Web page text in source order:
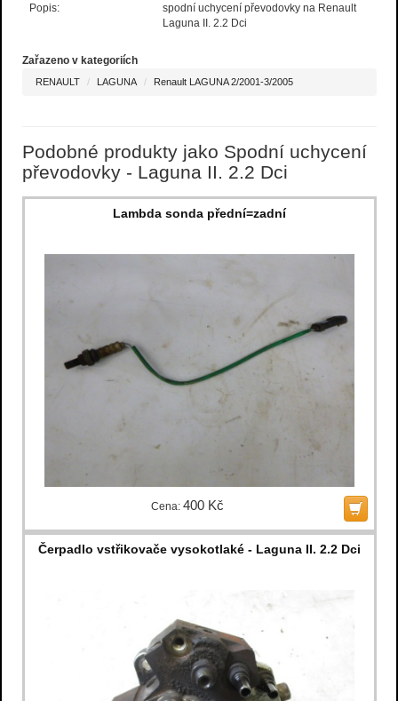
Popis:
spodní uchycení převodovky na Renault
Laguna II. 2.2 Dci
Zařazeno v kategoriích
RENAULT LAGUNA Renault LAGUNA 2/2001-3/2005
Podobné produkty jako Spodní uchycení
převodovky - Laguna II. 2.2 Dci
Lambda sonda přední=zadní
Cena: 400 Kč
Čerpadlo vstřikovače vysokotlaké - Laguna II. 2.2 Dci